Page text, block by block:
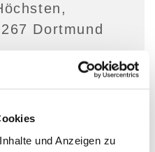
und Anzeigen zu
Dortmund